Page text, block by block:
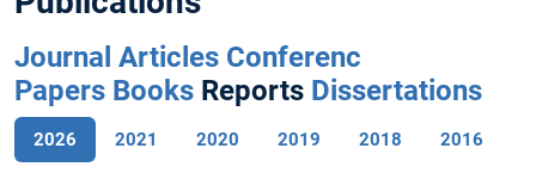
Journal Articles Conferenc
Papers Books Reports Dissertations
2026 2021 2020 2019 2018 2016